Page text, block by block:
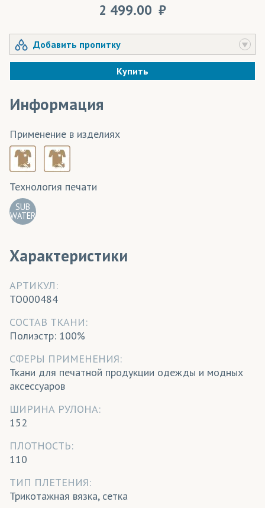
2 499.00
Добавить пропитку
Купить
Информация
Применение в изделиях
Технология печати
SUB
WATER
Характеристики
АРТИКУЛ:
TO000484
CОСТАВ ТКАНИ:
Полиэстр: 100%
СФЕРЫ ПРИМЕНЕНИЯ:
Ткани для печатной продукции одежды и модных
аксессуаров
ШИРИНА РУЛОНА:
152
ПЛОТНОСТЬ:
110
ТИП ПЛЕТЕНИЯ:
Трикотажная вязка, сетка